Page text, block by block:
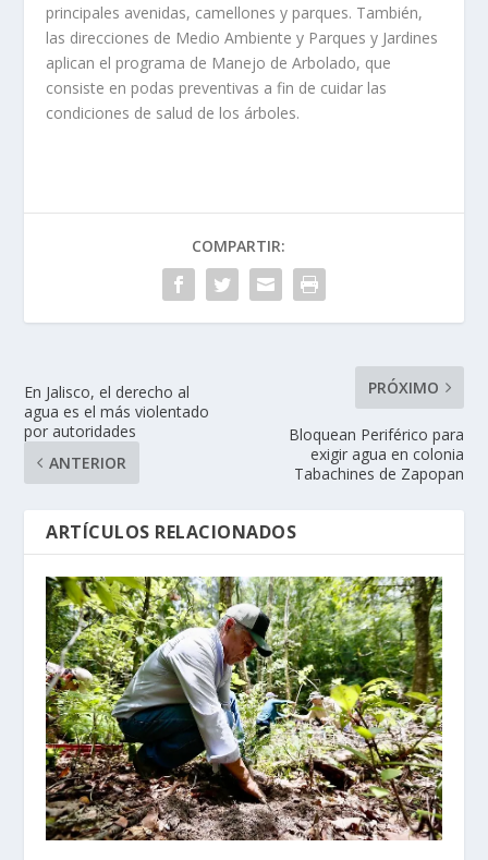
principales avenidas, camellones y parques. También,
las direcciones de Medio Ambiente y Parques y Jardines
aplican el programa de Manejo de Arbolado, que
consiste en podas preventivas a fin de cuidar las
condiciones de salud de los árboles.
COMPARTIR:
En Jalisco, el derecho al
agua es el más violentado
por autoridades
ANTERIOR
PRÓXIMO
Bloquean Periférico para
exigir agua en colonia
Tabachines de Zapopan
ARTÍCULOS RELACIONADOS